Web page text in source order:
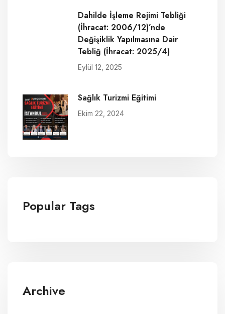
Dahilde İşleme Rejimi Tebliği
(İhracat: 2006/12)’nde
Değişiklik Yapılmasına Dair
Tebliğ (İhracat: 2025/4)
Eylül 12, 2025
Sağlık Turizmi Eğitimi
Ekim 22, 2024
Popular Tags
Archive